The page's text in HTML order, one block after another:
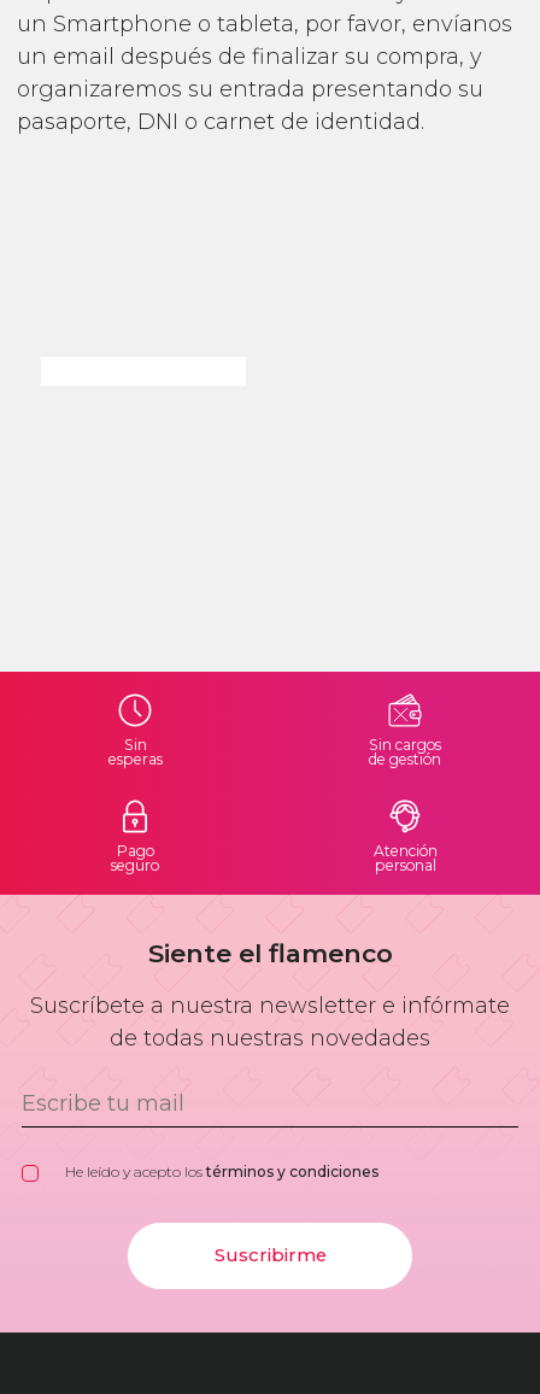
un Smartphone o tableta, por favor, envíanos
un email después de finalizar su compra, y
organizaremos su entrada presentando su
pasaporte, DNI o carnet de identidad.
Sin
esperas
Sin cargos
de gestión
Pago
seguro
Atención
personal
Siente el flamenco
Suscríbete a nuestra newsletter e infórmate
de todas nuestras novedades
He leído y acepto lostérminos y condiciones
Suscribirme